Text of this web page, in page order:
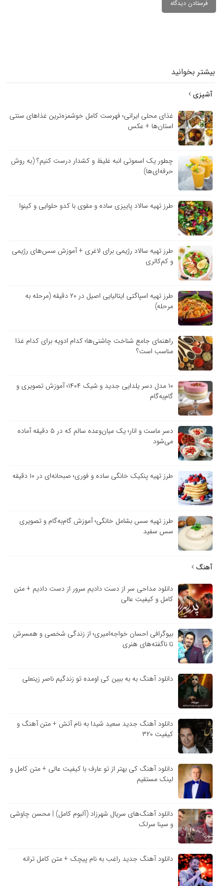
بیشتر بخوانید
آشپزی
غذای محلی ایرانی؛ فهرست کامل خوشمزه‌ترین غذاهای سنتی
استان‌ها + عکس
چطور یک اسموتی انبه غلیظ و کشدار درست کنیم؟ (به روش
حرفه‌ای‌ها)
طرز تهیه سالاد پاییزی ساده و مقوی با کدو حلوایی و کینوا
طرز تهیه سالاد رژیمی برای لاغری + آموزش سس‌های رژیمی
و کم‌کالری
طرز تهیه اسپاگتی ایتالیایی اصیل در ۲۰ دقیقه (مرحله به
مرحله)
راهنمای جامع شناخت چاشنی‌ها؛ کدام ادویه برای کدام غذا
مناسب است؟
۱۰ مدل دسر یلدایی جدید و شیک ۱۴۰۴؛ آموزش تصویری و
گام‌به‌گام
دسر ماست و انار؛ یک میان‌وعده سالم که در ۵ دقیقه آماده
می‌شود
طرز تهیه پنکیک خانگی ساده و فوری؛ صبحانه‌ای در ۱۰ دقیقه
طرز تهیه سس بشامل خانگی؛ آموزش گام‌به‌گام و تصویری
سس سفید
آهنگ
دانلود مداحی سر از دست دادیم سرور از دست دادیم + متن
کامل و کیفیت عالی
بیوگرافی احسان خواجه‌امیری؛ از زندگی شخصی و همسرش
تا ناگفته‌های هنری
دانلود آهنگ به به ببین کی اومده تو زندگیم ناصر زینعلی
دانلود آهنگ جدید سعید شیدا به نام آتش + متن آهنگ و
کیفیت ۳۲۰
دانلود آهنگ کی بهتر از تو عارف با کیفیت عالی + متن کامل و
لینک مستقیم
دانلود آهنگ‌های سریال شهرزاد (آلبوم کامل) | محسن چاوشی
و سینا سرلک
دانلود آهنگ جدید راغب به نام پیچک + متن کامل ترانه